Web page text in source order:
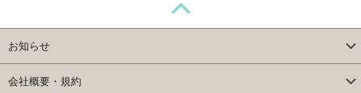
お知らせ
会社概要・規約